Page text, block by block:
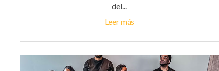
del...
Leer más